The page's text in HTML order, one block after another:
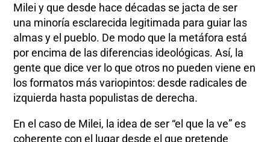
Milei y que desde hace décadas se jacta de ser
una minoría esclarecida legitimada para guiar las
almas y el pueblo. De modo que la metáfora está
por encima de las diferencias ideológicas. Así, la
gente que dice ver lo que otros no pueden viene en
los formatos más variopintos: desde radicales de
izquierda hasta populistas de derecha.
En el caso de Milei, la idea de ser “el que la ve” es
coherente con el lugar desde el que pretende